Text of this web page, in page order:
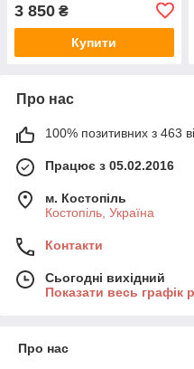
3 850 ₴
Купити
Про нас
100% позитивних з 463
Працює з 05.02.2016
м. Костопіль
Костопіль, Україна
Контакти
Сьогодні вихідний
Показати весь графік
Про нас